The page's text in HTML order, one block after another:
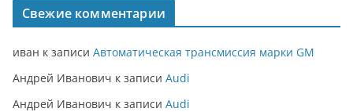
Свежие комментарии
иван к записи Автоматическая трансмиссия марки GM
Андрей Иванович к записи Audi
Андрей Иванович к записи Audi